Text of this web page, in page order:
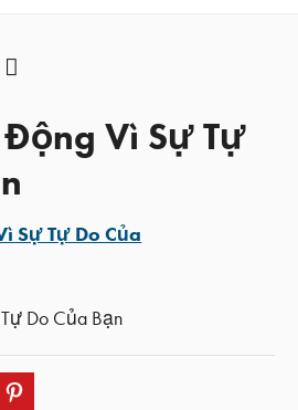
Vì Sự Tự
Do Của Bạn
Twitter